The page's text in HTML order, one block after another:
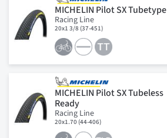
MICHELIN Pilot SX Tubetype
Racing Line
20x1 3/8 (37-451)
MICHELIN Pilot SX Tubeless
Ready
Racing Line
20x1.70 (44-406)